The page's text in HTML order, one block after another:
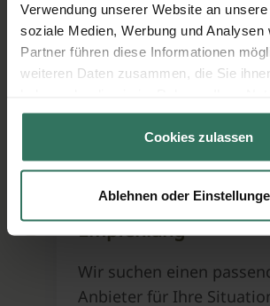
Verwendung unserer Website an
soziale Medien, Werbung und Analysen
Partner führen diese Informationen
weiteren Daten zusammen, die Sie
gesammelt haben.
Cookies zulassen
Ablehnen oder
1 Anfrage
und Wünsche mit
2 Empfehlung
Wir suchen einen
Anbieter für Ihre